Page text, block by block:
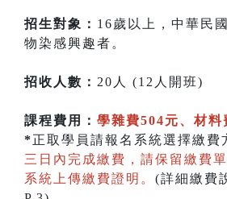
招生對象： 16歲以上，中華民
物染感興趣者。
招收人數： 20人 (12人開班)
課程費用： 學雜費504元、材料
* 正取學員請報名系統選擇繳費
三日內完成繳費，請保留繳費
系統上傳繳費證明。 (詳細繳費